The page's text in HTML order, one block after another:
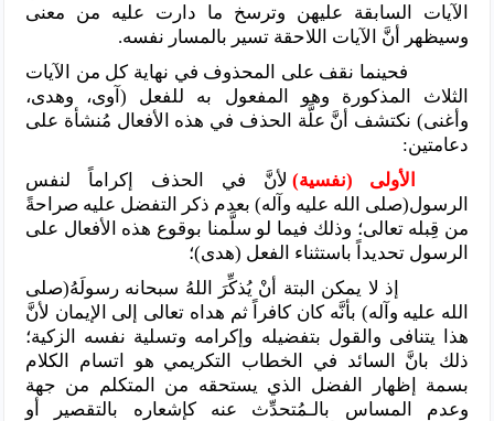
الآيات السابقة عليهن وترسخ ما دارت عليه من معنى
وسيظهر أنَّ الآيات اللاحقة تسير بالمسار نفسه.
فحينما نقف على المحذوف في نهاية كل من الآيات
الثلاث المذكورة وهو المفعول به للفعل (آوى، وهدى،
وأغنى) نكتشف أنَّ علَّة الحذف في هذه الأفعال مُنشأة على
دعامتين:
الأولى (نفسية) لأنَّ في الحذف إكراماً لنفس
الرسول(صلى الله عليه وآله) بعدم ذكر التفضل عليه صراحةً
من قِبله تعالى؛ وذلك فيما لو سلَّمنا بوقوع هذه الأفعال على
الرسول تحديداً باستثناء الفعل (هدى)؛
إذ لا يمكن البتة أنْ يُذكِّرَ اللهُ سبحانه رسولَهُ(صلى
الله عليه وآله) بأنَّه كان كافراً ثم هداه تعالى إلى الإيمان لأنَّ
هذا يتنافى والقول بتفضيله وإكرامه وتسلية نفسه الزكية؛
ذلك بانَّ السائد في الخطاب التكريمي هو اتسام الكلام
بسمة إظهار الفضل الذي يستحقه من المتكلم من جهة
وعدم المساس بالـمُتحدِّث عنه كإشعاره بالتقصير أو